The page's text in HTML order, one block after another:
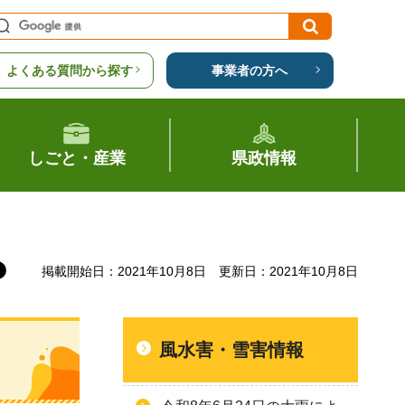
よくある質問から探す 事業者の方へ
しごと・産業 県政情報
掲載開始日：2021年10月8日 更新日：2021年10月8日
風水害・雪害情報